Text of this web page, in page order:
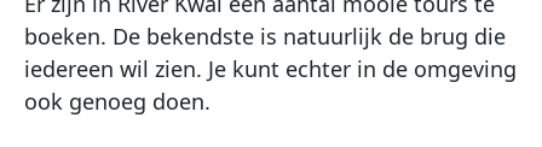
boeken. De bekendste is natuurlijk de brug die
iedereen wil zien. Je kunt echter in de omgeving
ook genoeg doen.